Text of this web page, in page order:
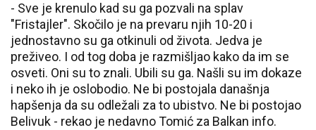
- Sve je krenulo kad su ga pozvali na splav
"Fristajler". Skočilo je na prevaru njih 10-20 i
jednostavno su ga otkinuli od života. Jedva je
preživeo. I od tog doba je razmišljao kako da im se
osveti. Oni su to znali. Ubili su ga. Našli su im dokaze
i neko ih je oslobodio. Ne bi postojala današnja
hapšenja da su odležali za to ubistvo. Ne bi postojao
Belivuk - rekao je nedavno Tomić za Balkan info.